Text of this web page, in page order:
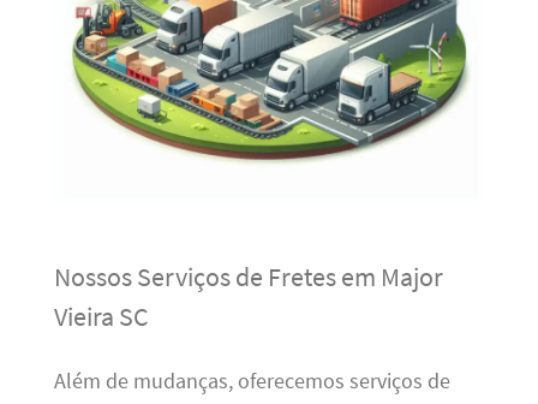
Nossos Serviços de Fretes em Major
Vieira SC
Além de mudanças, oferecemos serviços de